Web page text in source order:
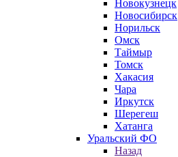
Новокузнецк
Новосибирск
Норильск
Омск
Таймыр
Томск
Хакасия
Чара
Иркутск
Шерегеш
Хатанга
Уральский ФО
Назад